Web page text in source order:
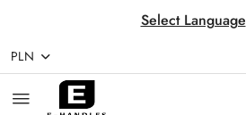
Select Language
Przejdź do treści głównej
Przejdź do wyszukiwarki
Przejdź do moje konto
Przejdź do menu głównego
Przejdź do opisu produktu
Przejdź do stopki
PLN